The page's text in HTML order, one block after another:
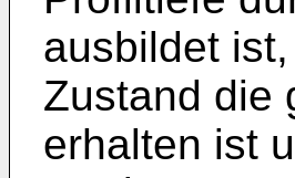
ausbildet
Zustand die
erhalten ist